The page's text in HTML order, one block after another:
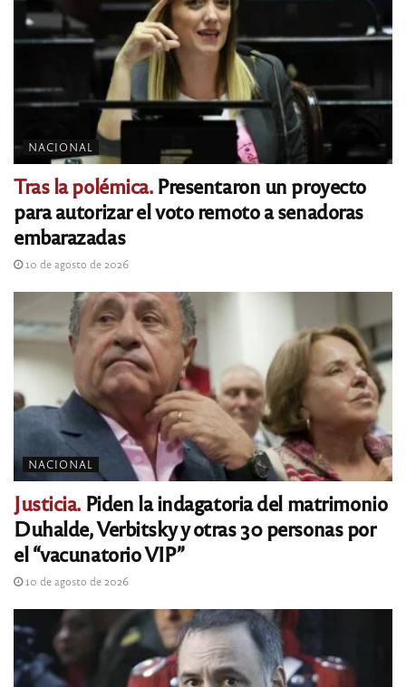
NACIONAL
Tras la polémica.Presentaron un proyecto
para autorizar el voto remoto a senadoras
embarazadas
10 de agosto de 2026
NACIONAL
Justicia. Piden la indagatoria del matrimonio
Duhalde, Verbitsky y otras 30 personas por
el “vacunatorio VIP”
10 de agosto de 2026